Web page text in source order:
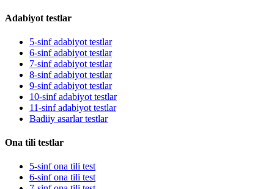
Adabiyot testlar
5-sinf adabiyot testlar
6-sinf adabiyot testlar
7-sinf adabiyot testlar
8-sinf adabiyot testlar
9-sinf adabiyot testlar
10-sinf adabiyot testlar
11-sinf adabiyot testlar
Badiiy asarlar testlar
Ona tili testlar
5-sinf ona tili test
6-sinf ona tili test